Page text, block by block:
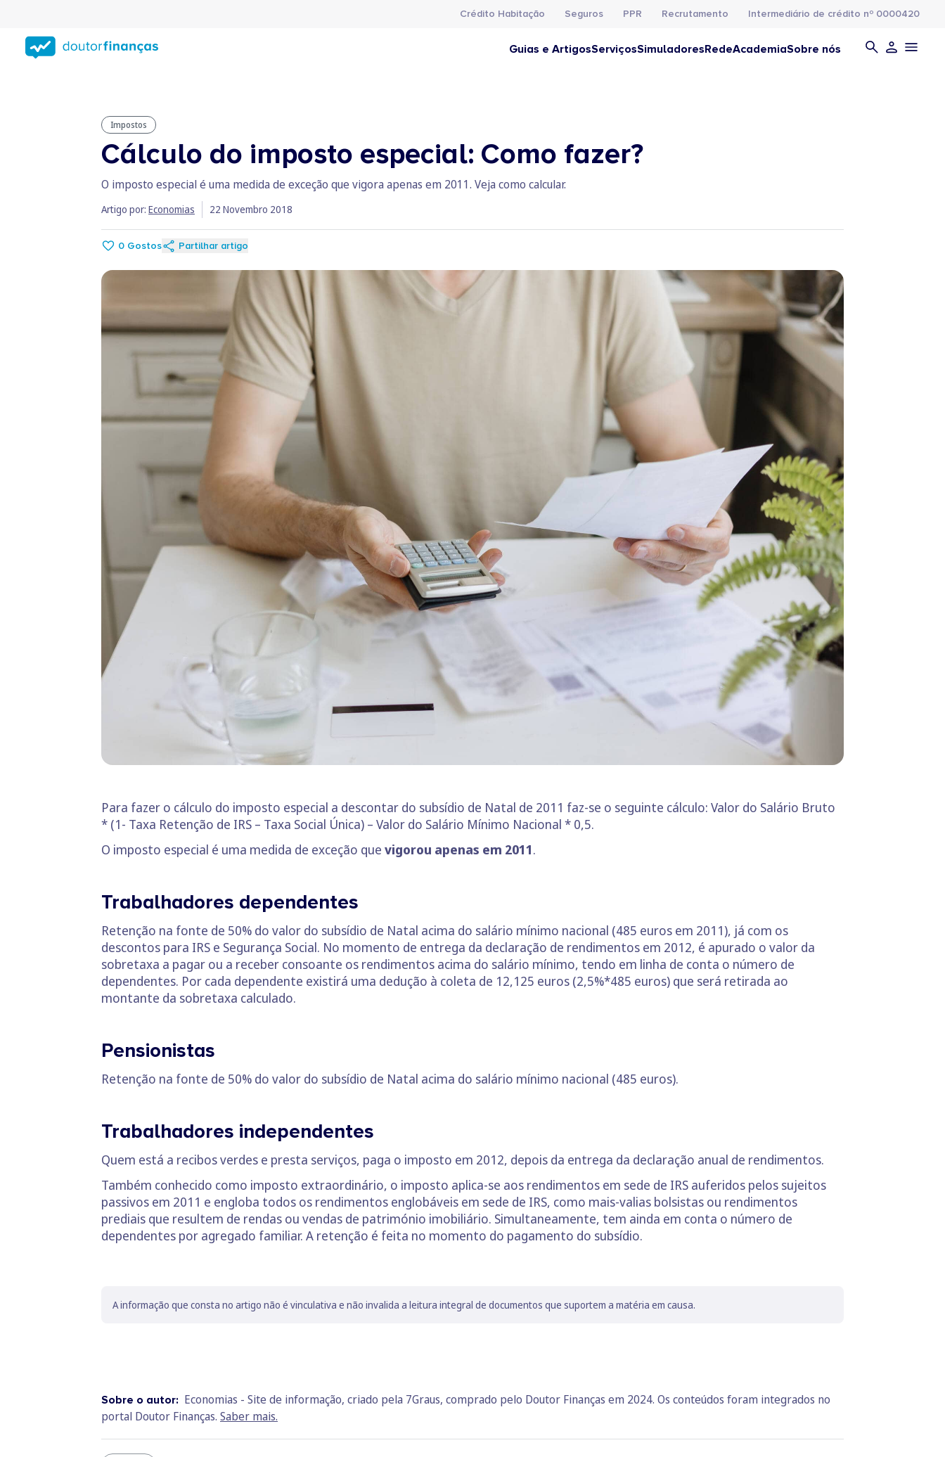
conteúdo
principal
Crédito Habitação Seguros PPR Recrutamento Intermediário de crédito nº 0000420
Guias e ArtigosServiçosSimuladoresRedeAcademiaSobre nós
Impostos
Cálculo do imposto especial: Como fazer?
O imposto especial é uma medida de exceção que vigora apenas em 2011. Veja como calcular.
Artigo por: Economias 22 Novembro 2018
0 Gostos Partilhar artigo
Para fazer o cálculo do imposto especial a descontar do subsídio de Natal de 2011 faz-se o seguinte cálculo: Valor do Salário Bruto
* (1- Taxa Retenção de IRS – Taxa Social Única) – Valor do Salário Mínimo Nacional * 0,5.
O imposto especial é uma medida de exceção que vigorou apenas em 2011.
Trabalhadores dependentes
Retenção na fonte de 50% do valor do subsídio de Natal acima do salário mínimo nacional (485 euros em 2011), já com os
descontos para IRS e Segurança Social. No momento de entrega da declaração de rendimentos em 2012, é apurado o valor da
sobretaxa a pagar ou a receber consoante os rendimentos acima do salário mínimo, tendo em linha de conta o número de
dependentes. Por cada dependente existirá uma dedução à coleta de 12,125 euros (2,5%*485 euros) que será retirada ao
montante da sobretaxa calculado.
Pensionistas
Retenção na fonte de 50% do valor do subsídio de Natal acima do salário mínimo nacional (485 euros).
Trabalhadores independentes
Quem está a recibos verdes e presta serviços, paga o imposto em 2012, depois da entrega da declaração anual de rendimentos.
Também conhecido como imposto extraordinário, o imposto aplica-se aos rendimentos em sede de IRS auferidos pelos sujeitos
passivos em 2011 e engloba todos os rendimentos englobáveis em sede de IRS, como mais-valias bolsistas ou rendimentos
prediais que resultem de rendas ou vendas de património imobiliário. Simultaneamente, tem ainda em conta o número de
dependentes por agregado familiar. A retenção é feita no momento do pagamento do subsídio.
A informação que consta no artigo não é vinculativa e não invalida a leitura integral de documentos que suportem a matéria em causa.
Sobre o autor: Economias - Site de informação, criado pela 7Graus, comprado pelo Doutor Finanças em 2024. Os conteúdos foram integrados no
portal Doutor Finanças. Saber mais.